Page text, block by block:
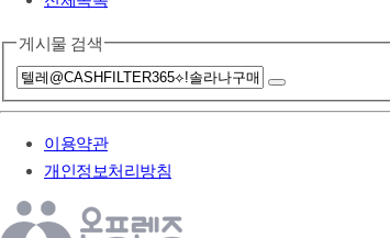
게시물 검색
이용약관
개인정보처리방침